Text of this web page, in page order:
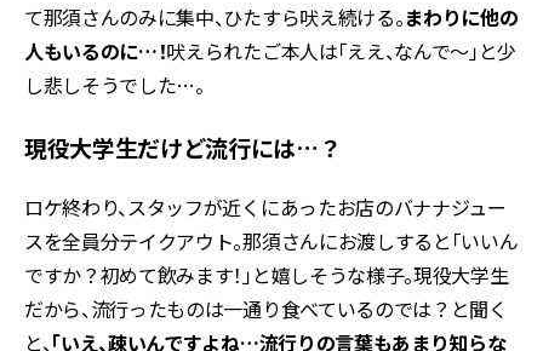
て那須さんのみに集中、ひたすら吠え続ける。まわりに他の
人もいるのに…！吠えられたご本人は「ええ、なんで～」と少
し悲しそうでした…。
現役大学生だけど流行には…？
ロケ終わり、スタッフが近くにあったお店のバナナジュー
スを全員分テイクアウト。那須さんにお渡しすると「いいん
ですか？初めて飲みます！」と嬉しそうな様子。現役大学生
だから、流行ったものは一通り食べているのでは？と聞く
と、「いえ、疎いんですよね…流行りの言葉もあまり知らな